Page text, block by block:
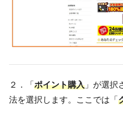
２．「ポイント購入 」が選択
法を選択します。ここでは「